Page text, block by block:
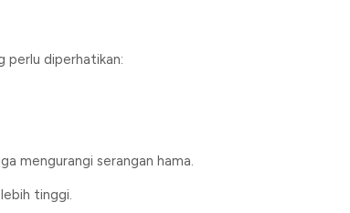
perlu diperhatikan:
mengurangi serangan hama.
tinggi.